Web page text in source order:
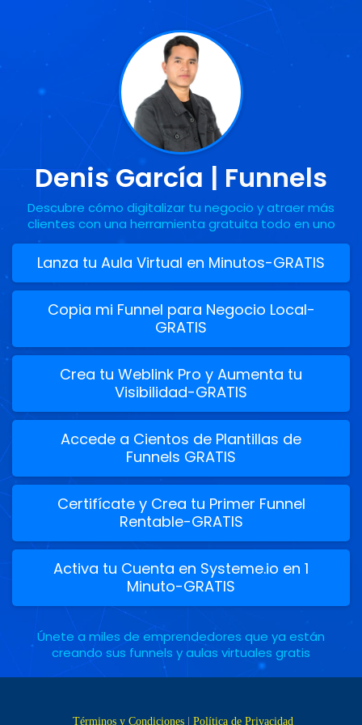
Denis García | Funnels
Descubre cómo digitalizar tu negocio y atraer más
clientes con una herramienta gratuita todo en uno
Lanza tu Aula Virtual en Minutos-GRATIS
Copia mi Funnel para Negocio Local-
GRATIS
Crea tu Weblink Pro y Aumenta tu
Visibilidad-GRATIS
Accede a Cientos de Plantillas de
Funnels GRATIS
Certifícate y Crea tu Primer Funnel
Rentable-GRATIS
Activa tu Cuenta en Systeme.io en 1
Minuto-GRATIS
Únete a miles de emprendedores que ya están
creando sus funnels y aulas virtuales gratis
Términos y Condiciones Política de Privacidad